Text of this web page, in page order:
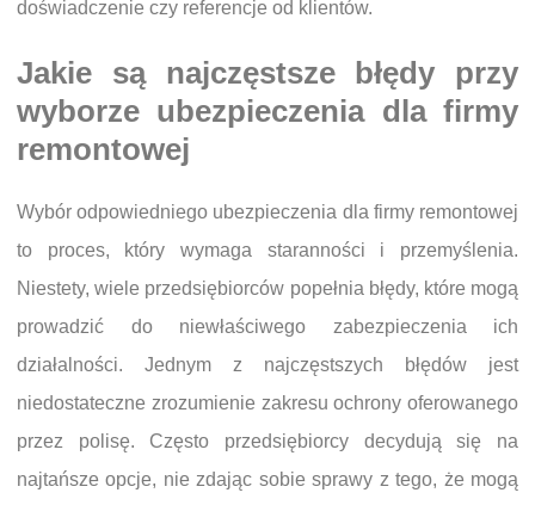
doświadczenie czy referencje od klientów.
Jakie są najczęstsze błędy przy
wyborze ubezpieczenia dla firmy
remontowej
Wybór odpowiedniego ubezpieczenia dla firmy remontowej
to proces, który wymaga staranności i przemyślenia.
Niestety, wiele przedsiębiorców popełnia błędy, które mogą
prowadzić do niewłaściwego zabezpieczenia ich
działalności. Jednym z najczęstszych błędów jest
niedostateczne zrozumienie zakresu ochrony oferowanego
przez polisę. Często przedsiębiorcy decydują się na
najtańsze opcje, nie zdając sobie sprawy z tego, że mogą